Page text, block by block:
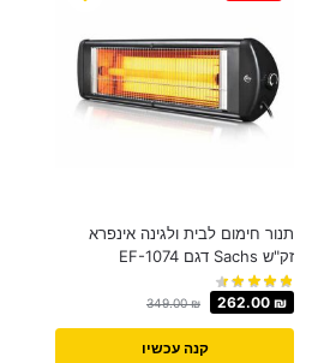
תנור חימום לבית ולגינה אינפרא
זק"ש Sachs דגם EF-1074
349.00₪ 262.00 ₪
קנה עכשיו